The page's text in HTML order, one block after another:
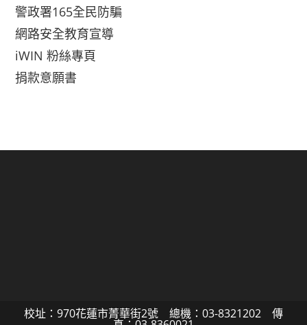
警政署165全民防騙
網路安全教育宣導
iWIN 粉絲專頁
捐款意願書
校址：970花蓮市菁華街2號 總機：03-8321202 傳